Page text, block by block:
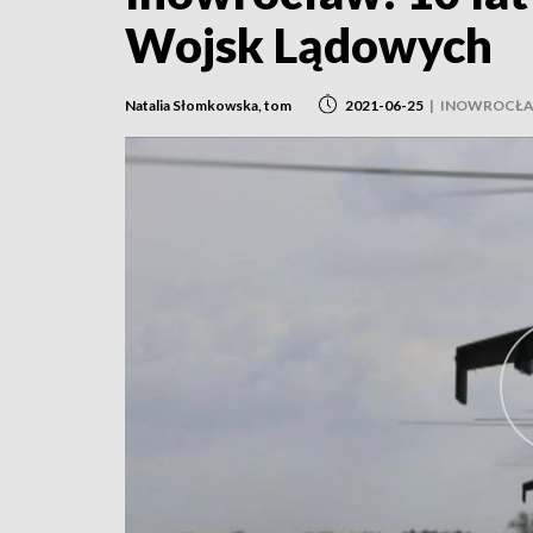
Wojsk Lądowych
Natalia Słomkowska, tom 2021-06-25 |